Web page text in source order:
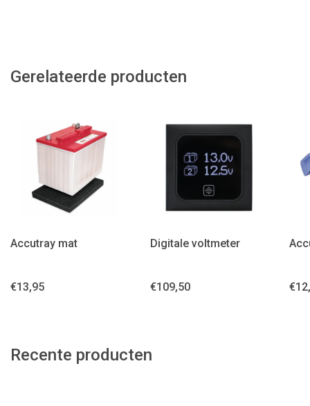
Gerelateerde producten
Accutray mat
€13,95
Digitale voltmeter
€109,50 €
Recente producten